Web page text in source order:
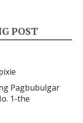
POST
Pagbubulgar
1-the